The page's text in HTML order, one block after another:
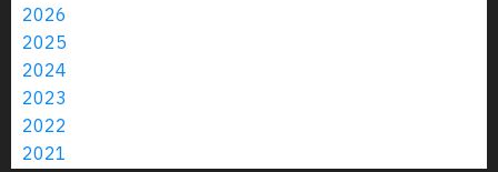
2026
2025
2024
2023
2022
2021